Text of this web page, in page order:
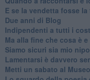
​E se la vendetta fosse
​Due anni di Blog
​Indipendenti a tutti i
​Ma alla fine che cosa è
​Siamo sicuri sia mio
​Lamentarsi è davvero
​Metti un sabato al